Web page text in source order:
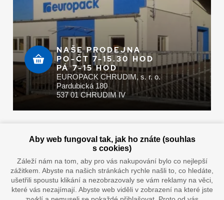
NAŠE PRODEJNA
PO-ČT 7-15.30 HOD
PÁ 7-15 HOD
EUROPACK CHRUDIM, s. r. o.
Pardubická 180
537 01 CHRUDIM IV
Doprava vaším oblíbeným dopravcem
Aby web fungoval tak, jak ho znáte (souhlas
s cookies)
Záleží nám na tom, aby pro vás nakupování bylo co nejlepší
zážitkem. Abyste na našich stránkách rychle našli to, co hledáte,
ušetřili spoustu klikání a nezobrazovaly se vám reklamy na věci,
které vás nezajímají. Abyste web viděli v zobrazení na které jste